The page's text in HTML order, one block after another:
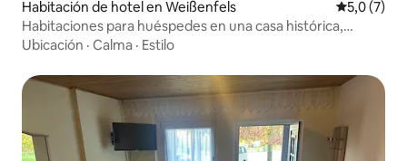
Habitación de hotel en Weißenfels
5,0 (7)
Habitaciones para huéspedes en una casa histórica,
céntricas
Ubicación · Calma · Estilo